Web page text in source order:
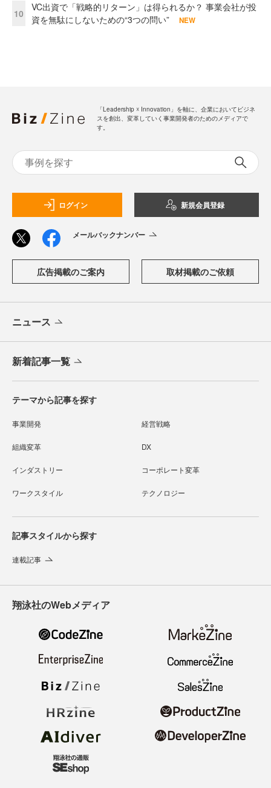
10
VC出資で「戦略的リターン」は得られるか？ 事業会社が投
資を無駄にしないための“3つの問い”
NEW
「Leadership ☓ Innovation」を軸に、企業においてビジネ
スを創出、変革していく事業開発者のためのメディアで
す。
ログイン 新規会員登録
メールバックナンバー
広告掲載のご案内 取材掲載のご依頼
ニュース
新着記事一覧
テーマから記事を探す
事業開発 経営戦略
組織変革 DX
インダストリー コーポレート変革
ワークスタイル テクノロジー
記事スタイルから探す
連載記事
翔泳社のWebメディア